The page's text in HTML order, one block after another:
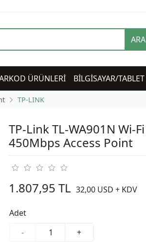
ARA
ÜRÜNLERİ BİLGİSAYAR/TABLET
TP-LINK
TP-Link TL-WA901N Wi-Fi
450Mbps Access Point
1.807,95 TL 32,00 USD + KDV
Adet
-
+